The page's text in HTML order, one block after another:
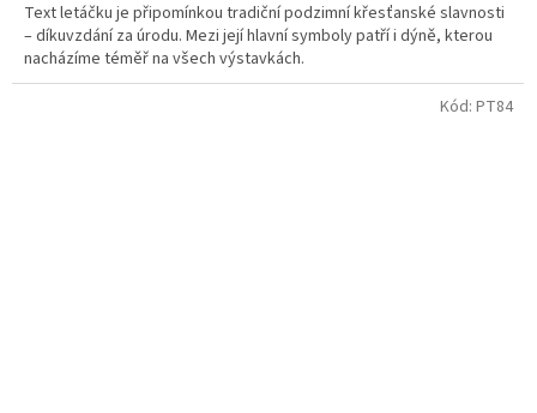
Text letáčku je připomínkou tradiční podzimní křesťanské slavnosti
– díkuvzdání za úrodu. Mezi její hlavní symboly patří i dýně, kterou
nacházíme téměř na všech výstavkách.
Kód: PT84